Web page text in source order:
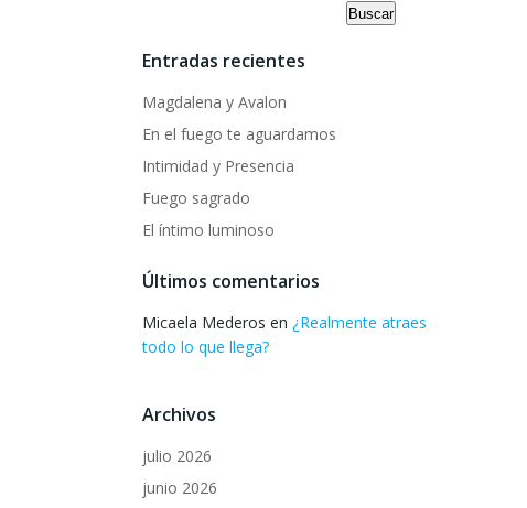
Buscar
Entradas recientes
Magdalena y Avalon
En el fuego te aguardamos
Intimidad y Presencia
Fuego sagrado
El íntimo luminoso
Últimos comentarios
Micaela Mederos en ¿Realmente atraes
todo lo que llega?
Archivos
julio 2026
junio 2026